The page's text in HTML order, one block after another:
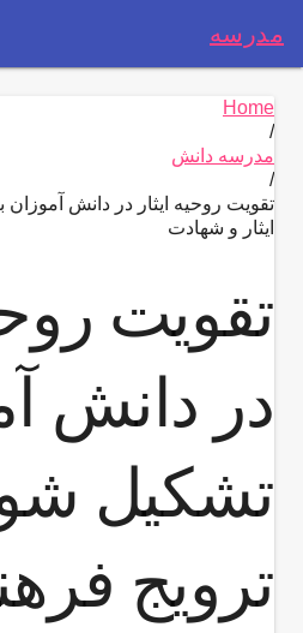
مدرسه
Home
/
مدرسه دانش
/
تقویت روحیه ایثار در دانش
ایثار و شهادت
تقویت
در دانش
تشکیل
ترویج